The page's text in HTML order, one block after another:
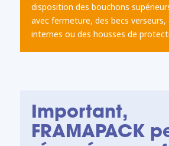
disposition des bouchons
avec fermeture, des becs verseurs,
internes ou des housses de
Important,
FRAMAPACK